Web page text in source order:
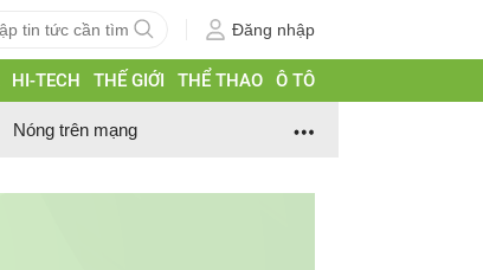
Đăng nhập
HI-TECH THẾ GIỚI THỂ THAO Ô TÔ
Nóng trên mạng